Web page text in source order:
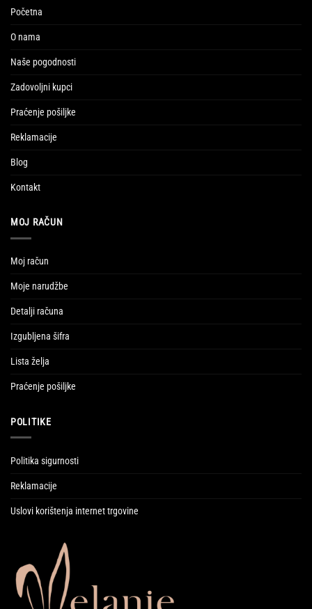
Početna
O nama
Naše pogodnosti
Zadovoljni kupci
Praćenje pošiljke
Reklamacije
Blog
Kontakt
MOJ RAČUN
Moj račun
Moje narudžbe
Detalji računa
Izgubljena šifra
Lista želja
Praćenje pošiljke
POLITIKE
Politika sigurnosti
Reklamacije
Uslovi korištenja internet trgovine